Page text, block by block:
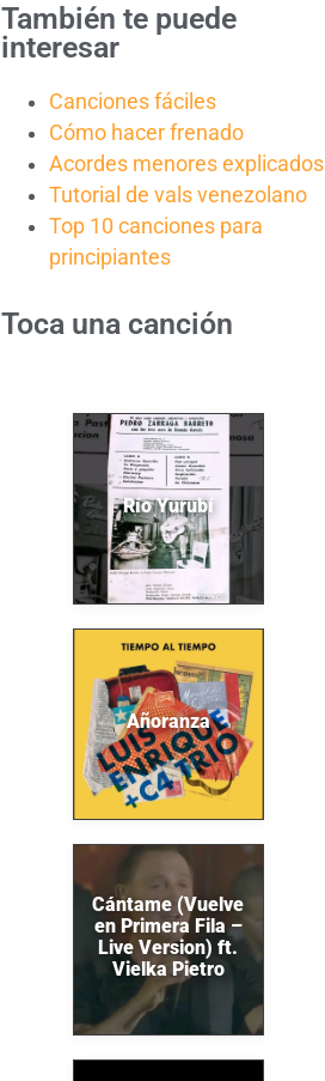
También te puede
interesar
Canciones fáciles
Cómo hacer frenado
Acordes menores explicados
Tutorial de vals venezolano
Top 10 canciones para
principiantes
Toca una canción
Río Yurubí
Añoranza
Cántame (Vuelve
en Primera Fila –
Live Version) ft.
Vielka Pietro